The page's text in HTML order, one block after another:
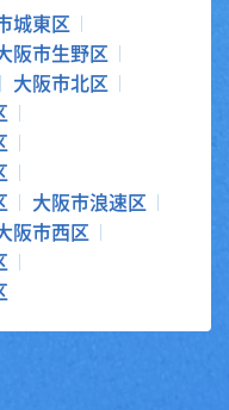
城東区
阪市生野区
大阪市北区
大阪市浪速区
阪市西区